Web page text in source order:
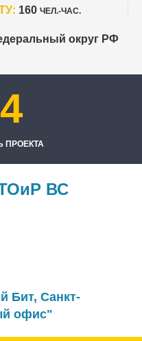
160 ЧЕЛ.-ЧАС.
округ РФ
ПРОЕКТА
ВС
Бит, Санкт-
офис"